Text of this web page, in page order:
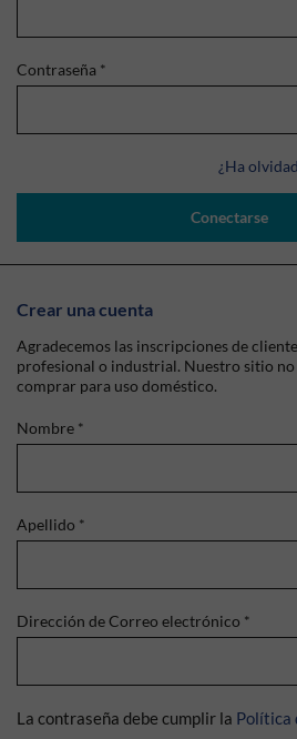
Contraseña *
¿Ha
Conectarse
Crear una cuenta
Agradecemos las inscripciones de
profesional o industrial. Nuestro sitio
comprar para uso doméstico.
Nombre *
Apellido *
Dirección de Correo electrónico *
La contraseña debe cumplir la Política